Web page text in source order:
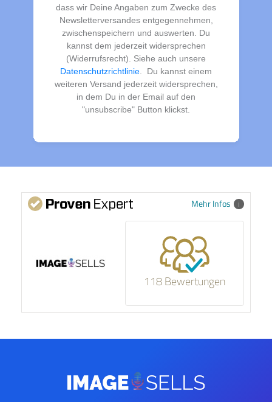
dass wir Deine Angaben zum Zwecke des
Newsletterversandes entgegennehmen,
zwischenspeichern und auswerten. Du
kannst dem jederzeit widersprechen
(Widerrufsrecht). Siehe auch unsere
Datenschutzrichtlinie . Du kannst einem
weiteren Versand jederzeit widersprechen,
in dem Du in der Email auf den
"unsubscribe" Button klickst.
Mehr Infos
118 Bewertungen